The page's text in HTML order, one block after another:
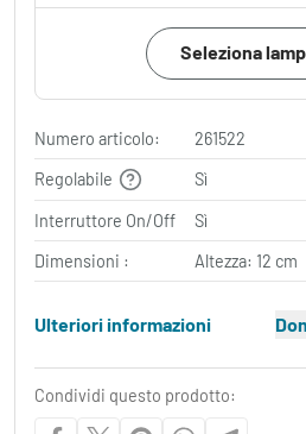
Seleziona
Numero articolo:
261522
Regolabile
Sì
Interruttore On/Off
Sì
Dimensioni :
Altezza: 12 cm
Ulteriori informazioni
Condividi questo prodotto: